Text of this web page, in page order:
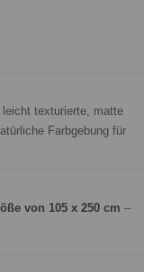
leicht texturierte, matte
Farbgebung für
von 105 x 250 cm –